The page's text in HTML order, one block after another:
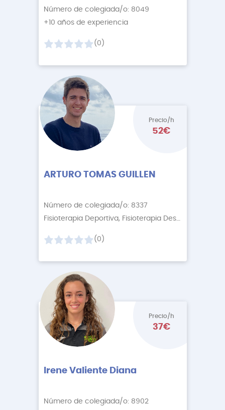
Número de colegiada/o: 8049
+10 años de experiencia
(0)
Precio/h
52€
ARTURO TOMAS GUILLEN
Número de colegiada/o: 8337
Fisioterapia Deportiva, Fisioterapia Descontractur
(0)
Precio/h
37€
Irene Valiente Diana
Número de colegiada/o: 8902